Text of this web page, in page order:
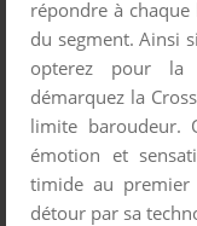
répondre à
du segment. Ainsi
opterez pour la
démarquez la
limite baroudeur.
émotion et
timide au premier
détour par sa